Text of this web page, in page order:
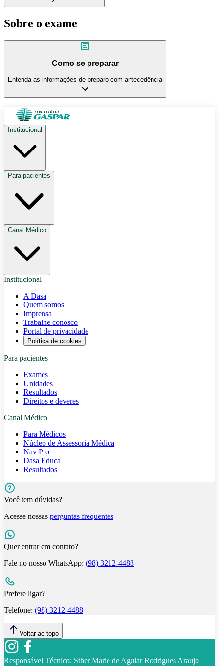
Sobre o exame
Como se preparar
Entenda as informações de preparo com antecedência
Institucional
Para pacientes
Canal Médico
Institucional
A Dasa
Quem somos
Imprensa
Trabalhe conosco
Portal de privacidade
Política de cookies
Para pacientes
Exames
Unidades
Resultados
Direitos e deveres
Canal Médico
Para Médicos
Núcleo de Assessoria Médica
Nav Pro
Dasa Educa
Resultados
Você tem dúvidas?
Acesse nossas perguntas frequentes
Quer entrar em contato?
Fale no nosso WhatsApp: (98) 3212-4488
Prefere ligar?
Telefone: (98) 3212-4488
Voltar ao topo
Responsável Técnico: Sther Marie de Aguiar Rodrigues Araujo